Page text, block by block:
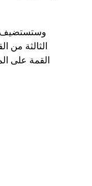
الثالثة من
القمة على